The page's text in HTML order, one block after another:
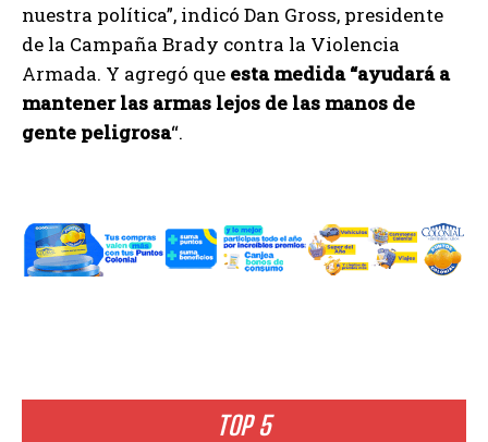
TOP 5
nuestra política”, indicó Dan Gross, presidente
de la Campaña Brady contra la Violencia
Armada. Y agregó que esta medida “ayudará a
mantener las armas lejos de las manos de
gente peligrosa“.